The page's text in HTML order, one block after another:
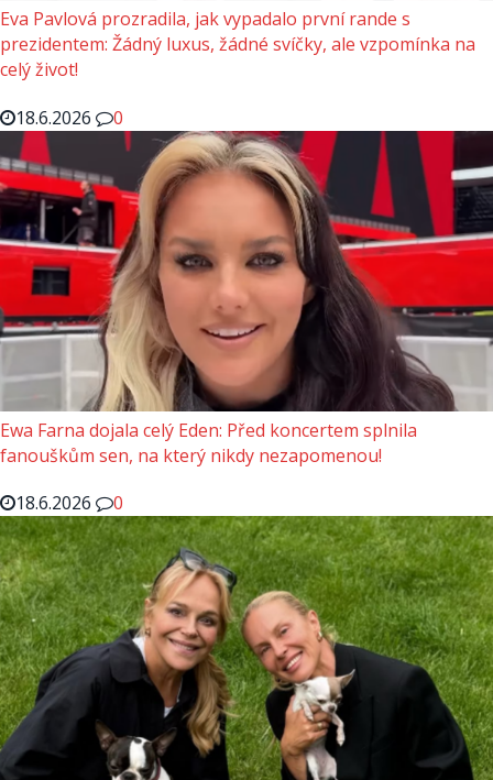
Eva Pavlová prozradila, jak vypadalo první rande s
prezidentem: Žádný luxus, žádné svíčky, ale vzpomínka na
celý život!
18.6.2026
0
Ewa Farna dojala celý Eden: Před koncertem splnila
fanouškům sen, na který nikdy nezapomenou!
18.6.2026
0